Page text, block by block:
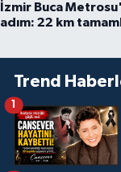
İzmir Buca
adım: 22 km
Trend
1